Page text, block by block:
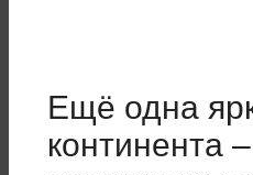
Ещё одна
континента